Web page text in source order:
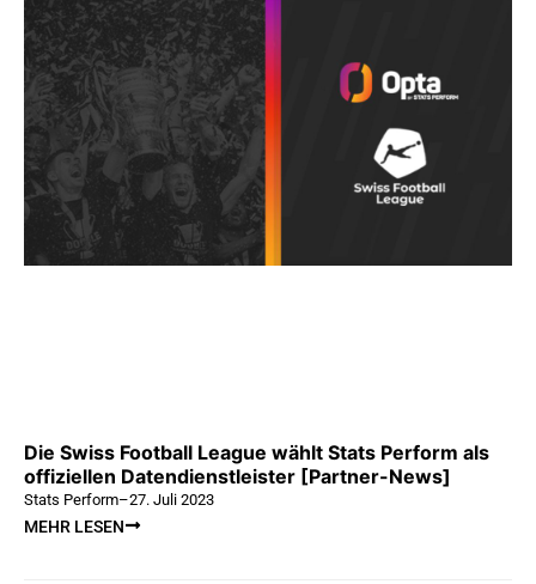
Die Swiss Football League wählt Stats Perform als
offiziellen Datendienstleister [Partner-News]
Stats Perform–27. Juli 2023
MEHR LESEN